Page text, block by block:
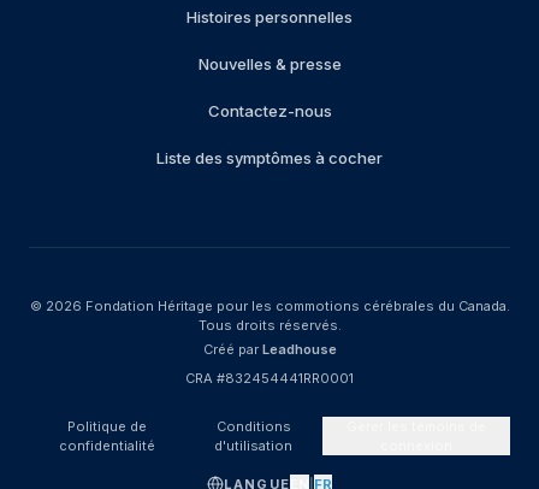
Histoires personnelles
Nouvelles & presse
Contactez-nous
Liste des symptômes à cocher
© 2026 Fondation Héritage pour les commotions cérébrales du Canada
Tous droits réservés.
Créé par Leadhouse
CRA #832454441RR0001
Politique de
confidentialité
Conditions
d'utilisation
LANGUE FR